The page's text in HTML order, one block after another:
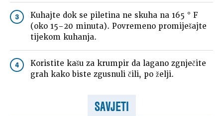
3
Kuhajte dok se piletina ne skuha na 165 ° F
(oko 15–20 minuta). Povremeno promiješajte
tijekom kuhanja.
4
Koristite kašu za krumpir da lagano zgnječite
grah kako biste zgusnuli čili, po želji.
SAVJETI